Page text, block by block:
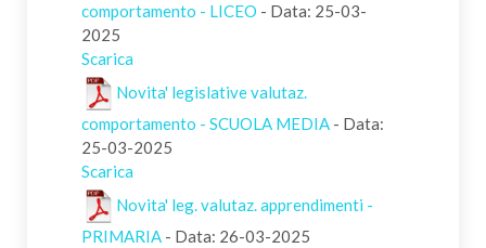
comportamento - LICEO - Data: 25-03-
2025
Scarica
Novita' legislative valutaz.
comportamento - SCUOLA MEDIA - Data:
25-03-2025
Scarica
Novita' leg. valutaz. apprendimenti -
PRIMARIA - Data: 26-03-2025